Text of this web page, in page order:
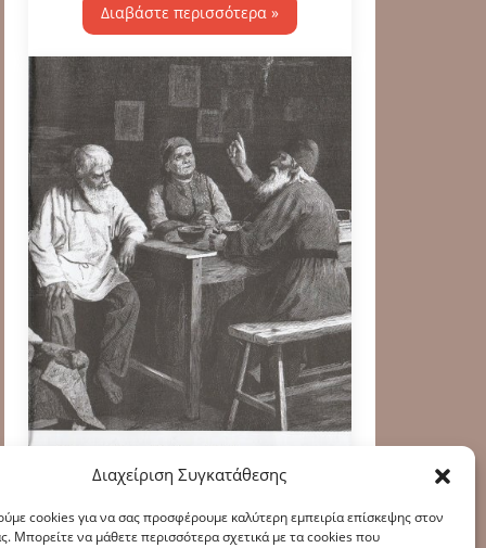
Διαχείριση Συγκατάθεσης
cookies για να σας προσφέρουμε καλύτερη εμπειρία επίσκεψης στον
Μπορείτε να μάθετε περισσότερα σχετικά με τα cookies που
Διαβάστε περισσότερα »